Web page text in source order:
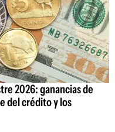
2026: ganancias de
del crédito y los